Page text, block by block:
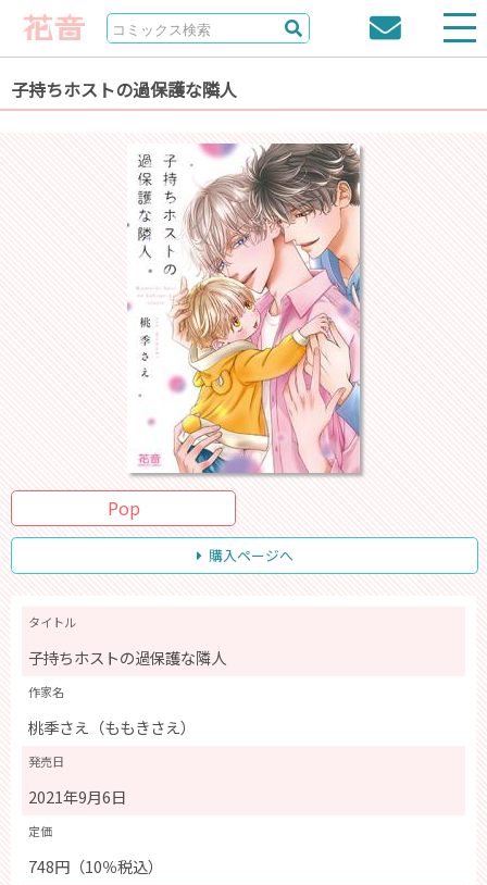
子持ちホストの過保護な隣人
Pop
購入ページへ
タイトル
子持ちホストの過保護な隣人
作家名
桃季さえ（ももきさえ）
発売日
2021年9月6日
定価
748円（10％税込）